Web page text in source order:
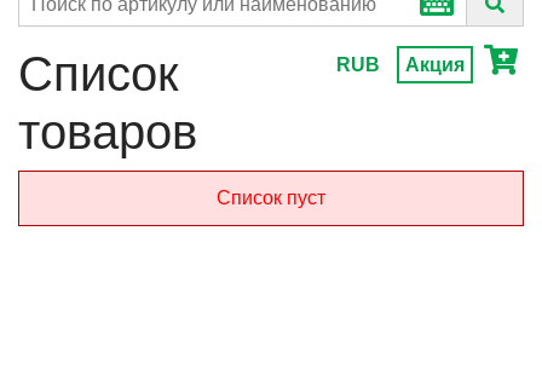
Список
товаров
RUB Акция
Список пуст